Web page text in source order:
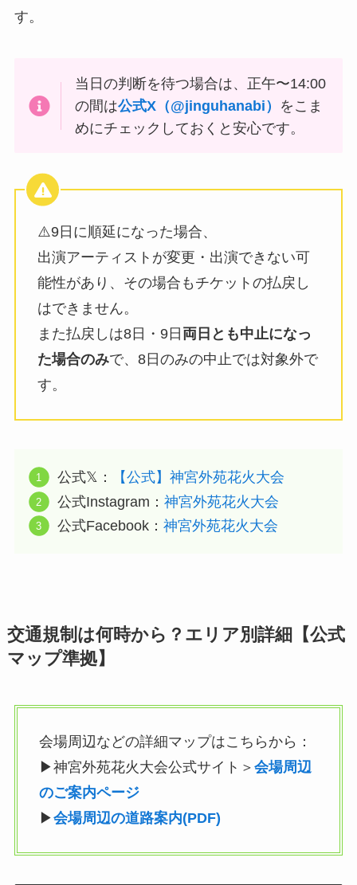
す。
当日の判断を待つ場合は、正午〜14:00
の間は公式X（@jinguhanabi） をこま
めにチェックしておくと安心です。
⚠️9日に順延になった場合、
出演アーティストが変更・出演できない可
能性があり、その場合もチケットの払戻し
はできません。
また払戻しは8日・9日 両日とも中止になっ
た場合のみで、8日のみの中止では対象外で
す。
公式𝕏：
【公式】神宮外苑花火大会
公式Instagram： 神宮外苑花火大会
公式Facebook： 神宮外苑花火大会
交通規制は何時から？エリア別詳細【公式
マップ準拠】
会場周辺などの詳細マップはこちらから：
▶神宮外苑花火大会公式サイト＞ 会場周辺
のご案内ページ
▶会場周辺の道路案内(PDF)